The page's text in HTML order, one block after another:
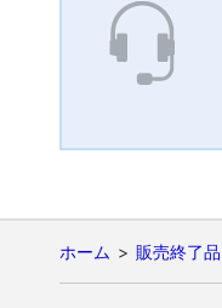
ホーム 販売終了品